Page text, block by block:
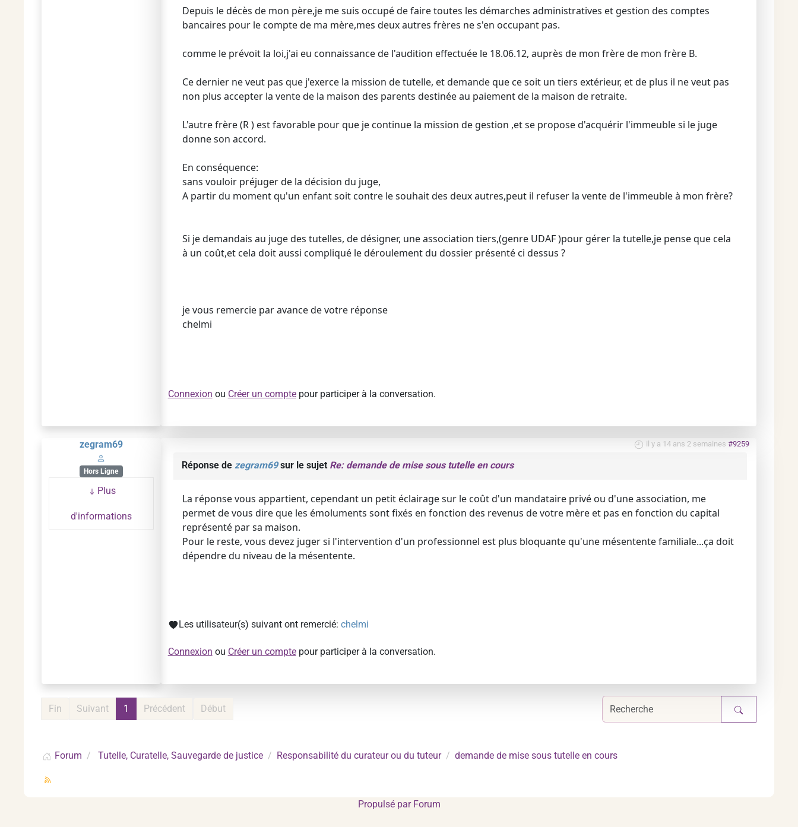
Depuis le décès de mon père,je me suis occupé de faire toutes les démarches administratives et gestion des comptes
bancaires pour le compte de ma mère,mes deux autres frères ne s'en occupant pas.
comme le prévoit la loi,j'ai eu connaissance de l'audition effectuée le 18.06.12, auprès de mon frère de mon frère B.
Ce dernier ne veut pas que j'exerce la mission de tutelle, et demande que ce soit un tiers extérieur, et de plus il ne veut pas
non plus accepter la vente de la maison des parents destinée au paiement de la maison de retraite.
L'autre frère (R ) est favorable pour que je continue la mission de gestion ,et se propose d'acquérir l'immeuble si le juge
donne son accord.
En conséquence:
sans vouloir préjuger de la décision du juge,
A partir du moment qu'un enfant soit contre le souhait des deux autres,peut il refuser la vente de l'immeuble à mon frère?
Si je demandais au juge des tutelles, de désigner, une association tiers,(genre UDAF )pour gérer la tutelle,je pense que cela
à un coût,et cela doit aussi compliqué le déroulement du dossier présenté ci dessus ?
je vous remercie par avance de votre réponse
chelmi
Connexion ou Créer un comptepour participer à la conversation.
zegram69
Hors Ligne
Plus
d'informations
il y a 14 ans 2 semaines #9259
Réponse de zegram69sur le sujet Re: demande de mise sous tutelle en cours
La réponse vous appartient, cependant un petit éclairage sur le coût d'un mandataire privé ou d'une association, me
permet de vous dire que les émoluments sont fixés en fonction des revenus de votre mère et pas en fonction du capital
représenté par sa maison.
Pour le reste, vous devez juger si l'intervention d'un professionnel est plus bloquante qu'une mésentente familiale...ça doit
dépendre du niveau de la mésentente.
Les utilisateur(s) suivant ont remercié: chelmi
Connexion ou Créer un comptepour participer à la conversation.
Début
Précédent
1
Suivant
Fin
Forum Tutelle, Curatelle, Sauvegarde de justice Responsabilité du curateur ou du tuteur demande de mise sous tutelle en cours
Propulsé par Forum